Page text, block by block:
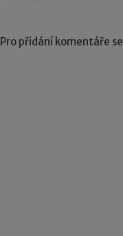
Pro přidání komentáře se